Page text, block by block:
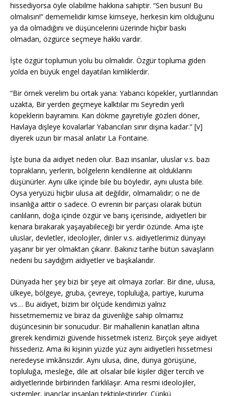
hissediyorsa öyle olabilme hakkına sahiptir. “Sen busun! Bu
olmalısın!” dememelidir kimse kimseye, herkesin kim olduğunu
ya da olmadığını ve düşüncelerini üzerinde hiçbir baskı
olmadan, özgürce seçmeye hakkı vardır.
İşte özgür toplumun yolu bu olmalıdır. Özgür topluma giden
yolda en büyük engel dayatılan kimliklerdir.
“Bir örnek verelim bu ortak yana: Yabancı köpekler, yurtlarından
uzakta, Bir yerden geçmeye kalktılar mı Seyredin yerli
köpeklerin bayramını. Kan dökme gayretiyle gözleri döner,
Havlaya dişleye kovalarlar Yabancıları sınır dışına kadar.” [v]
diyerek uzun bir masal anlatır La Fontaine.
İşte buna da aidiyet neden olur. Bazı insanlar, uluslar v.s. bazı
toprakların, yerlerin, bölgelerin kendilerine ait olduklarını
düşünürler. Aynı ülke içinde bile bu böyledir, aynı ulusta bile.
Oysa yeryüzü hiçbir ulusa ait değildir, olmamalıdır; o ne de
insanlığa aittir o sadece. O evrenin bir parçası olarak bütün
canlıların, doğa içinde özgür ve barış içerisinde, aidiyetleri bir
kenara bırakarak yaşayabileceği bir yerdir özünde. Ama işte
uluslar, devletler, ideolojiler, dinler v.s. aidiyetlerimiz dünyayı
yaşanır bir yer olmaktan çıkarır. Bakınız tarihe bütün savaşların
nedeni bu saydığım aidiyetler ve başkalarıdır.
Dünyada her şey bizi bir şeye ait olmaya zorlar. Bir dine, ulusa,
ülkeye, bölgeye, gruba, çevreye, topluluğa, partiye, kuruma
vs… Bu aidiyet, bizim bir ölçüde kendimizi yalnız
hissetmememiz ve biraz da güvenliğe sahip olmamız
düşüncesinin bir sonucudur. Bir mahallenin kanatları altına
girerek kendimizi güvende hissetmek isteriz. Birçok şeye aidiyet
hissederiz. Ama iki kişinin yüzde yüz aynı aidiyetleri hissetmesi
neredeyse imkânsızdır. Aynı ulusa, dine, dünya görüşüne,
topluluğa, mesleğe, dile ait olsalar bile kişiler diğer tercih ve
aidiyetlerinde birbirinden farklılaşır. Ama resmi ideolojiler,
sistemler, inançlar insanları tektipleştirirler. Çünkü